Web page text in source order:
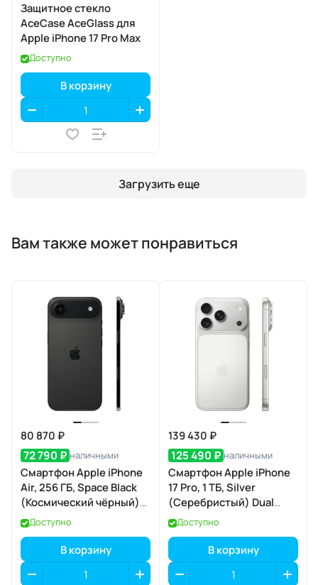
Защитное стекло
AceCase AceGlass для
Apple iPhone 17 Pro Max
Доступно
В корзину
Загрузить еще
Вам также может понравиться
80 870 ₽
72 790 ₽ наличными
Смартфон Apple iPhone
Air, 256 ГБ, Space Black
(Космический чёрный)
Dual eSIM
Доступно
В корзину
139 430 ₽
125 490 ₽ наличными
Смартфон Apple iPhone
17 Pro, 1 ТБ, Silver
(Серебристый) Dual
eSIM
Доступно
В корзину